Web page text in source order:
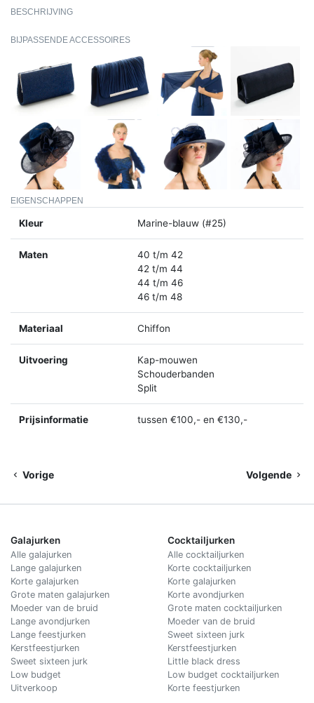
BESCHRIJVING
BIJPASSENDE ACCESSOIRES
EIGENSCHAPPEN
Kleur Marine-blauw (#25)
Maten
40 t/m 42
42 t/m 44
44 t/m 46
46 t/m 48
Materiaal Chiffon
Uitvoering
Kap-mouwen
Schouderbanden
Split
Prijsinformatie tussen €100,- en €130,-
Vorige Volgende
Galajurken
Alle galajurken
Lange galajurken
Korte galajurken
Grote maten galajurken
Moeder van de bruid
Lange avondjurken
Lange feestjurken
Kerstfeestjurken
Sweet sixteen jurk
Low budget
Uitverkoop
Cocktailjurken
Alle cocktailjurken
Korte cocktailjurken
Korte galajurken
Korte avondjurken
Grote maten cocktailjurken
Moeder van de bruid
Sweet sixteen jurk
Kerstfeestjurken
Little black dress
Low budget cocktailjurken
Korte feestjurken